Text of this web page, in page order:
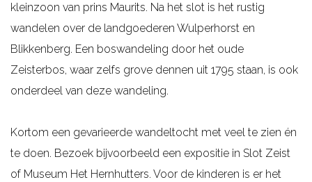
kleinzoon van prins Maurits. Na het slot is het rustig
wandelen over de landgoederen Wulperhorst en
Blikkenberg. Een boswandeling door het oude
Zeisterbos, waar zelfs grove dennen uit 1795 staan, is ook
onderdeel van deze wandeling.
Kortom een gevarieerde wandeltocht met veel te zien én
te doen. Bezoek bijvoorbeeld een expositie in Slot Zeist
of Museum Het Hernhutters. Voor de kinderen is er het